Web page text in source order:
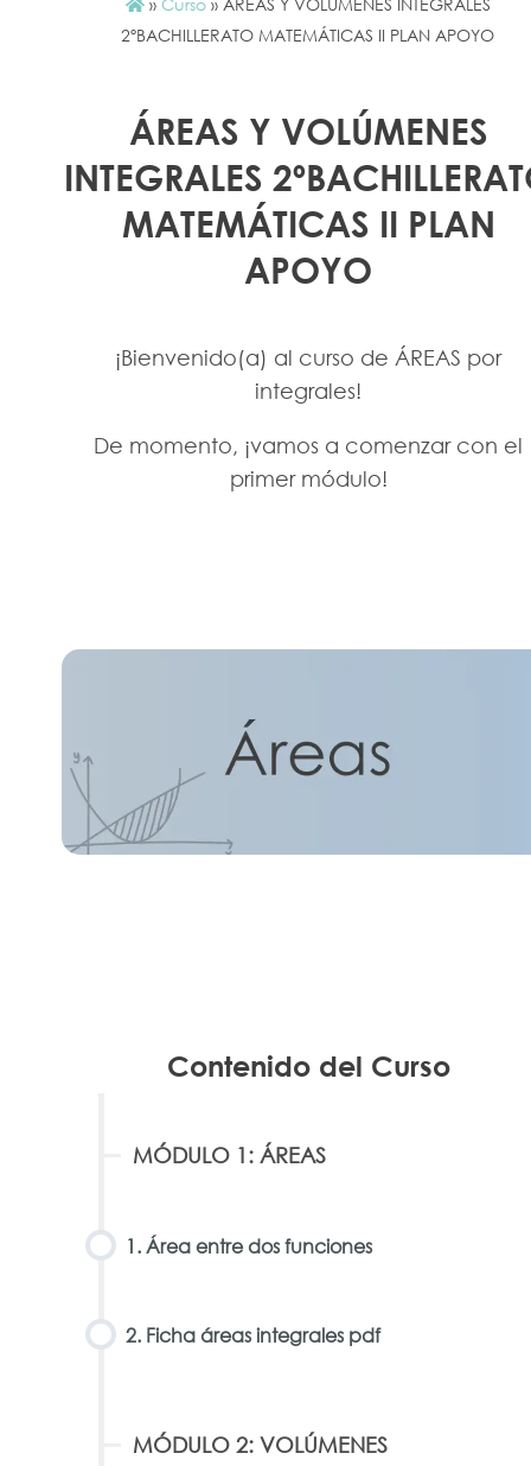
» Curso» ÁREAS Y VOLÚMENES INTEGRALES
2ºBACHILLERATO MATEMÁTICAS II PLAN APOYO
ÁREAS Y VOLÚMENES
INTEGRALES
MATEMÁTICAS II PLAN
APOYO
¡Bienvenido(a) al curso de ÁREAS por
integrales!
De momento, ¡vamos a comenzar con el
primer módulo!
Contenido del Curso
MÓDULO 1: ÁREAS
1. Área entre dos funciones
2. Ficha áreas integrales pdf
MÓDULO 2: VOLÚMENES